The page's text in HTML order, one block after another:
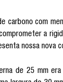
carbono com
a
nossa nova
de 25 mm